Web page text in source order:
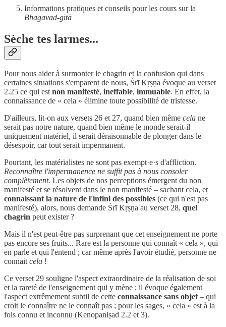
Informations pratiques et conseils pour les cours sur la
Bhagavad-gītā
Sèche tes larmes...
Pour nous aider à surmonter le chagrin et la confusion qui dans
certaines situations s'emparent de nous, Śrī Kṛṣṇa évoque au verset
2.25 ce qui estnon manifesté, ineffable, immuable. En effet, la
connaissance de « cela » élimine toute possibilité de tristesse.
D'ailleurs, lit-on aux versets 26 et 27, quand bien même cela ne
serait pas notre nature, quand bien même le monde serait-il
uniquement matériel, il serait déraisonnable de plonger dans le
désespoir, car tout serait impermanent.
Pourtant, les matérialistes ne sont pas exempt·e·s d'affliction.
Reconnaître l'impermanence ne suffit pas à nous consoler
complètement. Les objets de nos perceptions émergent du non
manifesté et se résolvent dans le non manifesté – sachant cela, et
connaissant la nature de l'infini des possibles (ce qui n'est pas
manifesté), alors, nous demande Śrī Kṛṣṇa au verset 28, quel
chagrin peut exister ?
Mais il n'est peut-être pas surprenant que cet enseignement ne porte
pas encore ses fruits... Rare est la personne qui connaît « cela », qui
en parle et qui l'entend ; car même après l'avoir étudié, personne ne
connaitcela !
Ce verset 29 souligne l'aspect extraordinaire de la réalisation de soi
et la rareté de l'enseignement qui y mène ; il évoque également
l'aspect extrêmement subtil de cette connaissance sans objet– qui
croit le connaître ne le connaît pas ; pour les sages, « cela » est à la
fois connu et inconnu (Kenopaniṣad 2.2 et 3).